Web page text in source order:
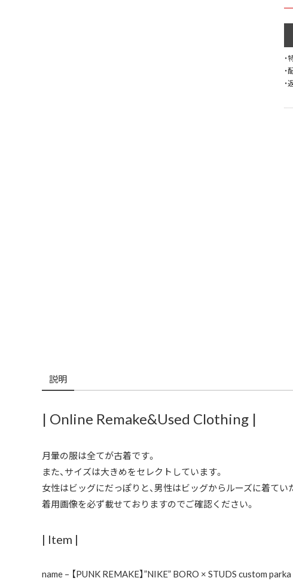
説明
| Online Remake&Used Clothing |
月暈の服は全てが古着です。
また、サイズは大きめをセレクトしています。
女性はビッグにだっぽりと、男性はビッグからルーズに着てい
着用画像を必ず載せておりますのでご確認ください。
| Item |
name – 【PUNK REMAKE】”NIKE” BORO × STUDS custom parka